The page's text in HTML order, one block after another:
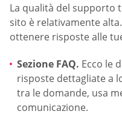
La qualità del supporto
sito è relativamente
ottenere risposte alle
Sezione FAQ. Ecco le
risposte dettagliate a
tra le domande, usa
comunicazione.